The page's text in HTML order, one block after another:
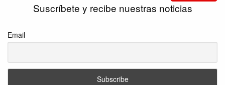
Suscríbete y recibe nuestras noticias
Email